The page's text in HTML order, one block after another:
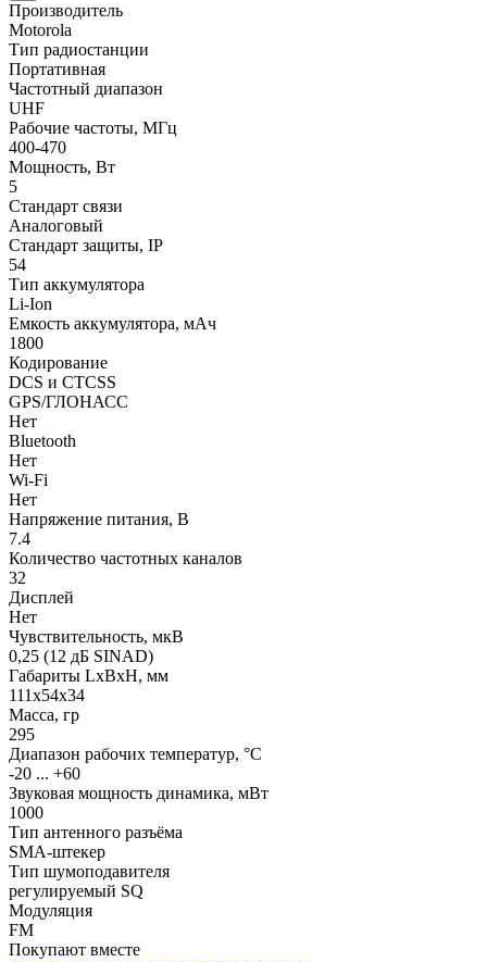
Производитель
Motorola
Тип радиостанции
Портативная
Частотный диапазон
UHF
Рабочие частоты, МГц
400-470
Мощность, Вт
5
Стандарт связи
Аналоговый
Стандарт защиты, IP
54
Тип аккумулятора
Li-Ion
Емкость аккумулятора, мАч
1800
Кодирование
DCS и CTCSS
GPS/ГЛОНАСС
Нет
Bluetooth
Нет
Wi-Fi
Нет
Напряжение питания, В
7.4
Количество частотных каналов
32
Дисплей
Нет
Чувствительность, мкВ
0,25 (12 дБ SINAD)
Габариты LхBхН, мм
111х54х34
Масса, гр
295
Диапазон рабочих температур, °С
-20 ... +60
Звуковая мощность динамика, мВт
1000
Тип антенного разъёма
SMA-штекер
Тип шумоподавителя
регулируемый SQ
Модуляция
FM
Покупают вместе